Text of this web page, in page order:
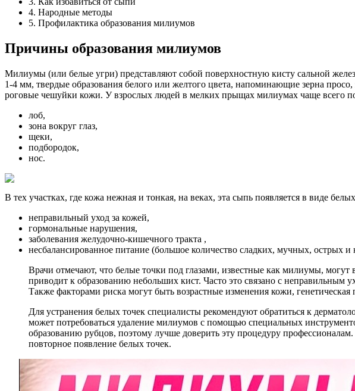
4. Народные методы
5. Профилактика образования милиумов
Причины образования милиумов
Милиумы (или белые угри) представляют собой поверхностную кисту сальной
1-4 мм, твердые образования белого или желтого цвета, напоминающие зерна
роговые чешуйки кожи. У взрослых людей в мелких прыщах милиумах чаще всего
лоб,
зона вокруг глаз,
щеки,
подбородок,
нос.
В тех участках, где кожа нежная и тонкая, на веках, эта сыпь появляется в виде
неправильный уход за кожей,
гормональные нарушения,
заболевания желудочно-кишечного тракта ,
несбалансированное питание (большое количество сладких, мучных, острых
Врачи отмечают, что белые точки под глазами, известные как милиумы,
приводит к образованию небольших кист. Часто это связано с неправильным
Также факторами риска могут быть возрастные изменения кожи,
Для устранения белых точек специалисты рекомендуют обратиться к
может потребоваться удаление милиумов с помощью специальных
образованию рубцов, поэтому лучше доверить эту процедуру
повторное появление белых точек.